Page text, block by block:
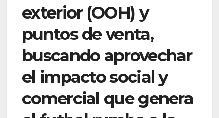
exterior (OOH) y
puntos de venta,
buscando aprovechar
el impacto social y
comercial que genera